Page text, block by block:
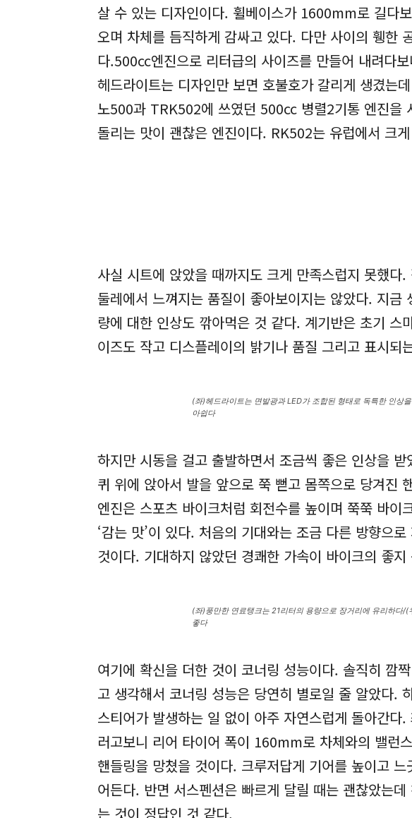
살 수 있는 디자인이다. 휠베이스가 1600mm로 길다
오며 차체를 듬직하게 감싸고 있다. 다만 사이의 휑한
다.500cc엔진으로 리터급의 사이즈를 만들어 내려다
헤드라이트는 디자인만 보면 호불호가 갈리게 생겼는
노500과 TRK502에 쓰였던 500cc 병렬2기통 엔진을
돌리는 맛이 괜찮은 엔진이다. RK502는 유럽에서 크
사실 시트에 앉았을 때까지도 크게 만족스럽지 못했
둘레에서 느껴지는 품질이 좋아보이지는 않았다. 지
량에 대한 인상도 깎아먹은 것 같다. 계기반은 초기
이즈도 작고 디스플레이의 밝기나 품질 그리고 표시되
(좌)헤드라이트는 면발광과 LED가 조합된 형태로 독특한 인상
아쉽다
하지만 시동을 걸고 출발하면서 조금씩 좋은 인상을
퀴 위에 앉아서 발을 앞으로 쭉 뻗고 몸쪽으로 당겨진
엔진은 스포츠 바이크처럼 회전수를 높이며 쭉쭉 바
‘감는 맛’이 있다. 처음의 기대와는 조금 다른 방향으
것이다. 기대하지 않았던 경쾌한 가속이 바이크의 좋
(좌)풍만한 연료탱크는 21리터의 용량으로 장거리에 유리하다
좋다
여기에 확신을 더한 것이 코너링 성능이다. 솔직히 깜
고 생각해서 코너링 성능은 당연히 별로일 줄 알았다.
스티어가 발생하는 일 없이 아주 자연스럽게 돌아간
러고보니 리어 타이어 폭이 160mm로 차체와의 밸런
핸들링을 망쳤을 것이다. 크루저답게 기어를 높이고
어든다. 반면 서스펜션은 빠르게 달릴 때는 괜찮았는
는 것이 정답인 것 같다.